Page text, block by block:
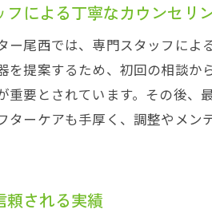
補聴
フによる丁寧なカウンセリ
ー尾西では、専門スタッフによ
を提案するため、初回の相談か
重要とされています。その後、
ターケアも手厚く、調整やメ
頼される実績